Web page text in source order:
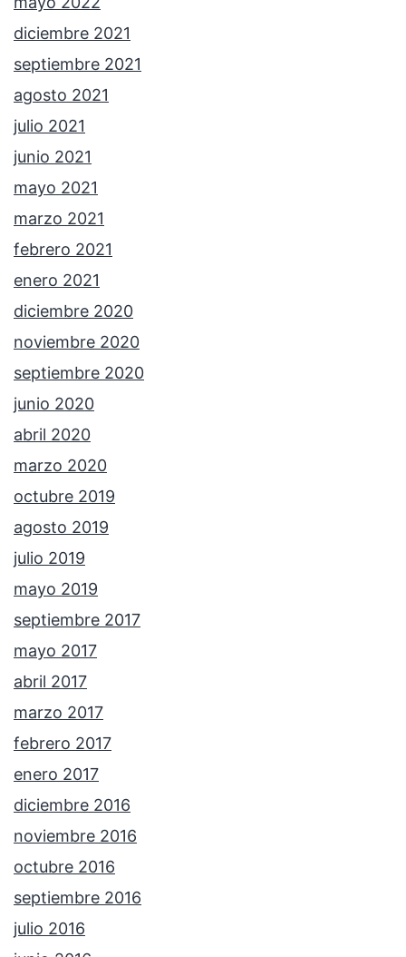
diciembre 2021
septiembre 2021
agosto 2021
julio 2021
junio 2021
mayo 2021
marzo 2021
febrero 2021
enero 2021
diciembre 2020
noviembre 2020
septiembre 2020
junio 2020
abril 2020
marzo 2020
octubre 2019
agosto 2019
julio 2019
mayo 2019
septiembre 2017
mayo 2017
abril 2017
marzo 2017
febrero 2017
enero 2017
diciembre 2016
noviembre 2016
octubre 2016
septiembre 2016
julio 2016